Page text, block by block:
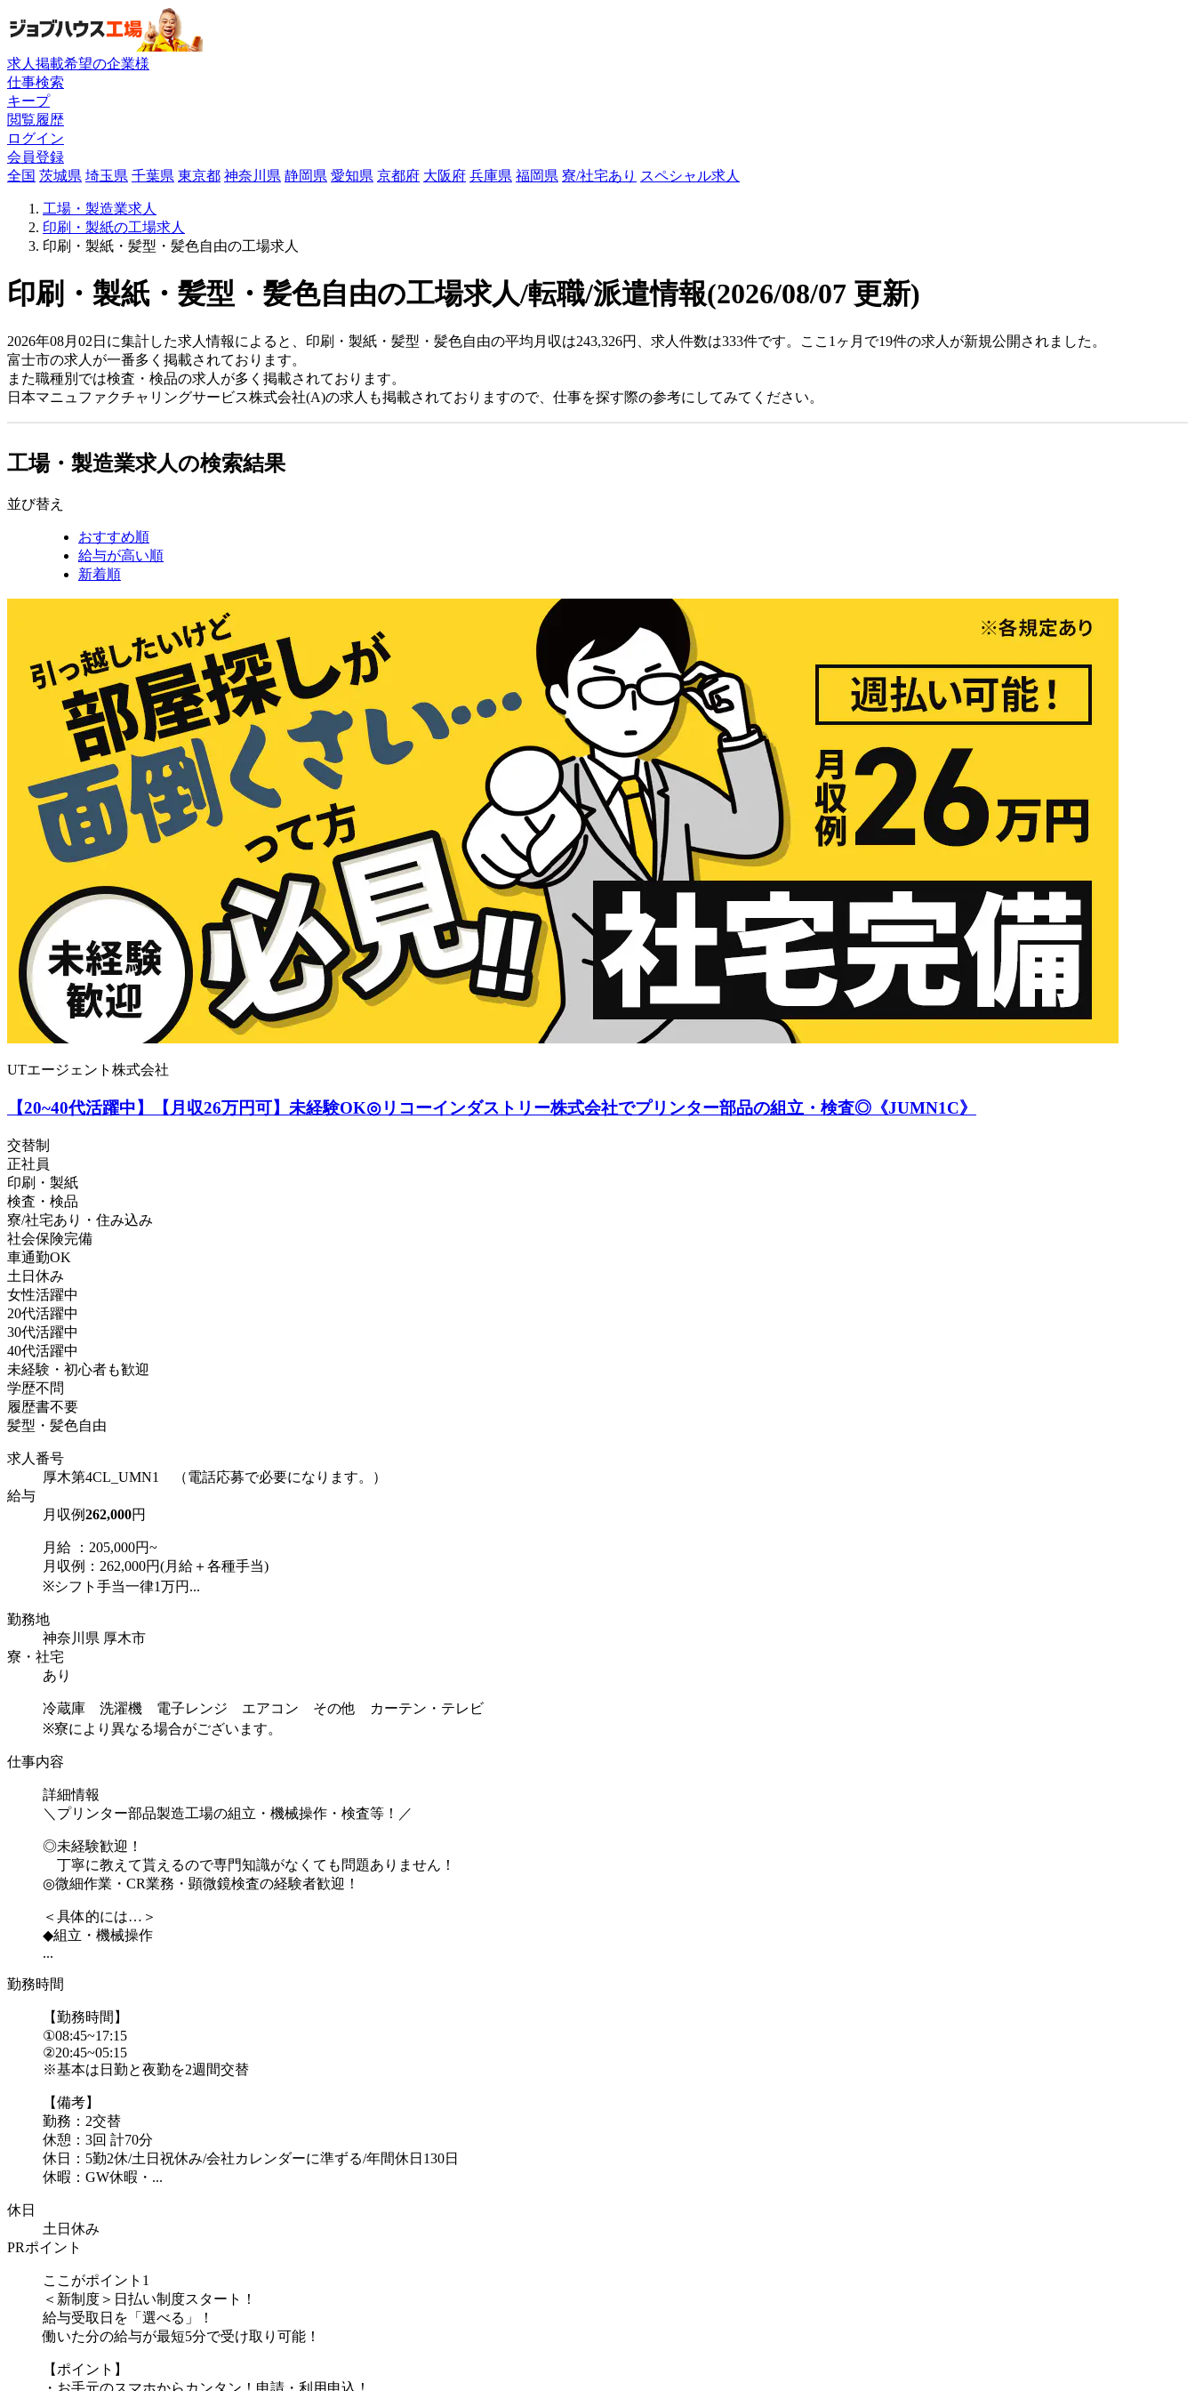
求人掲載希望の企業様
仕事検索
キープ
閲覧履歴
ログイン
会員登録
全国 茨城県 埼玉県 千葉県 東京都 神奈川県 静岡県 愛知県 京都府 大阪府 兵庫県 福岡県 寮/社宅あり スペシャル求人
工場・製造業求人
印刷・製紙の工場求人
印刷・製紙・髪型・髪色自由の工場求人
印刷・製紙・髪型・髪色自由の工場求人/転職/派遣情報(2026/08/07 更新)
2026年08月02日に集計した求人情報によると、印刷・製紙・髪型・髪色自由の平均月収は243,326円、求人件数は333件です。ここ1ヶ月で19件の求人が新規公開されました。
富士市の求人が一番多く掲載されております。
また職種別では検査・検品の求人が多く掲載されております。
日本マニュファクチャリングサービス株式会社(A)の求人も掲載されておりますので、仕事を探す際の参考にしてみてください。
工場・製造業求人の検索結果
並び替え
おすすめ順
給与が高い順
新着順
UTエージェント株式会社
【20~40代活躍中】【月収26万円可】未経験OK◎リコーインダストリー株式会社でプリンター部品の組立・検査◎《JUMN1C》
交替制
正社員
印刷・製紙
検査・検品
寮/社宅あり・住み込み
社会保険完備
車通勤OK
土日休み
女性活躍中
20代活躍中
30代活躍中
40代活躍中
未経験・初心者も歓迎
学歴不問
履歴書不要
髪型・髪色自由
求人番号
厚木第4CL_UMN1 （電話応募で必要になります。）
給与
月収例262,000円
月給 ：205,000円~
月収例：262,000円(月給＋各種手当)
※シフト手当一律1万円...
勤務地
神奈川県 厚木市
寮・社宅
あり
冷蔵庫 洗濯機 電子レンジ エアコン その他 カーテン・テレビ
※寮により異なる場合がございます。
仕事内容
詳細情報
＼プリンター部品製造工場の組立・機械操作・検査等！／
◎未経験歓迎！
丁寧に教えて貰えるので専門知識がなくても問題ありません！
◎微細作業・CR業務・顕微鏡検査の経験者歓迎！
＜具体的には…＞
◆組立・機械操作
...
勤務時間
【勤務時間】
①08:45~17:15
②20:45~05:15
※基本は日勤と夜勤を2週間交替
【備考】
勤務：2交替
休憩：3回 計70分
休日：5勤2休/土日祝休み/会社カレンダーに準ずる/年間休日130日
休暇：GW休暇・...
休日
土日休み
PRポイント
ここがポイント1
＜新制度＞日払い制度スタート！
給与受取日を「選べる」！
働いた分の給与が最短5分で受け取り可能！
【ポイント】
・お手元のスマホからカンタン！申請・利用申込！